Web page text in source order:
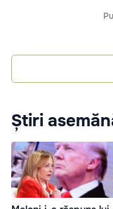
Știri